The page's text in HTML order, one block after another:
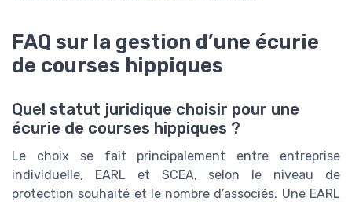
FAQ sur la gestion d’une écurie
de courses hippiques
Quel statut juridique choisir pour une
écurie de courses hippiques ?
Le choix se fait principalement entre entreprise
individuelle, EARL et SCEA, selon le niveau de
protection souhaité et le nombre d’associés. Une EARL